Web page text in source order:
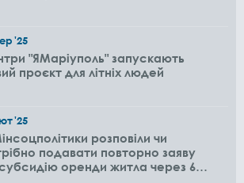
'25
"ЯМаріуполь" запускають
проєкт для літніх людей
'25
розповіли чи
подавати повторно заяву
оренди житла через 6